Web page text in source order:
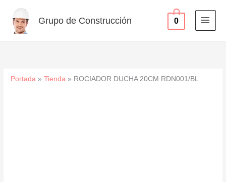
contenido
Grupo de Construcción 0
Portada »Tienda » ROCIADOR DUCHA 20CM RDN001/BL